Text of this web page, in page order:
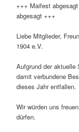
+++ Maifest
abgesagt +++
Liebe Mitglieder,
1904 e.V.
Aufgrund der aktuelle
damit verbundene
dieses Jahr entfallen.
Wir würden uns
dürfen.